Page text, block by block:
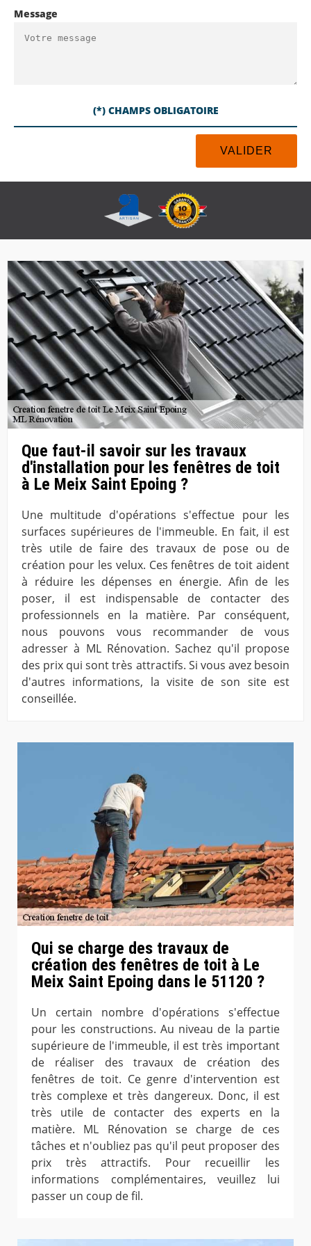
Message
(*) CHAMPS OBLIGATOIRE
Que faut-il savoir sur les travaux
d'installation pour les fenêtres de toit
à Le Meix Saint Epoing ?
Une multitude d'opérations s'effectue pour les
surfaces supérieures de l'immeuble. En fait, il est
très utile de faire des travaux de pose ou de
création pour les velux. Ces fenêtres de toit aident
à réduire les dépenses en énergie. Afin de les
poser, il est indispensable de contacter des
professionnels en la matière. Par conséquent,
nous pouvons vous recommander de vous
adresser à ML Rénovation. Sachez qu'il propose
des prix qui sont très attractifs. Si vous avez besoin
d'autres informations, la visite de son site est
conseillée.
Qui se charge des travaux de
création des fenêtres de toit à Le
Meix Saint Epoing dans le 51120 ?
Un certain nombre d'opérations s'effectue
pour les constructions. Au niveau de la partie
supérieure de l'immeuble, il est très important
de réaliser des travaux de création des
fenêtres de toit. Ce genre d'intervention est
très complexe et très dangereux. Donc, il est
très utile de contacter des experts en la
matière. ML Rénovation se charge de ces
tâches et n'oubliez pas qu'il peut proposer des
prix très attractifs. Pour recueillir les
informations complémentaires, veuillez lui
passer un coup de fil.